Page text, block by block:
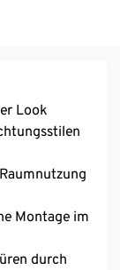
Look
Montage im
durch